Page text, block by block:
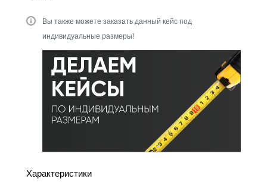
Вы также можете заказать данный кейс под
индивидуальные размеры!
Характеристики